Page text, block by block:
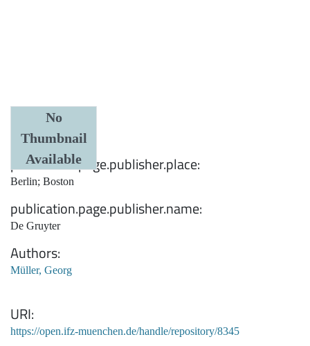
No
Thumbnail
Available
1936
publication.page.publisher.place
Berlin; Boston
publication.page.publisher.name
De Gruyter
Authors
Müller, Georg
URI
https://open.ifz-muenchen.de/handle/repository/8345